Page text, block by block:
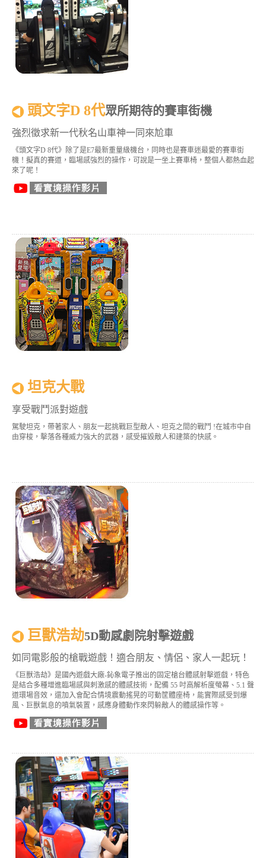
頭文字D 8代眾所期待的賽車街機
強烈徵求新一代秋名山車神一同來尬車
《頭文字D 8代》除了是E7最新重量級機台，同時也是賽車迷最愛的賽車街
機！擬真的賽道，臨場感強烈的操作，可說是一坐上賽車椅，整個人都熱血起
來了呢！
坦克大戰
享受戰鬥派對遊戲
駕駛坦克，帶著家人、朋友一起挑戰巨型敵人、坦克之間的戰鬥 !在城市中自
由穿梭，擊落各種威力強大的武器，感受摧毀敵人和建築的快感。
巨獸浩劫5D動感劇院射擊遊戲
如同電影般的槍戰遊戲！適合朋友、情侶、家人一起玩！
《巨獸浩劫》是國內遊戲大廠-鈊象電子推出的固定槍台體感射擊遊戲，特色
是結合多種增進臨場感與刺激感的體感技術，配備 55 吋高解析度螢幕、5.1 聲
道環場音效，還加入會配合情境震動搖晃的可動筐體座椅，能實際感受到爆
風、巨獸氣息的噴氣裝置，感應身體動作來閃躲敵人的體感操作等。